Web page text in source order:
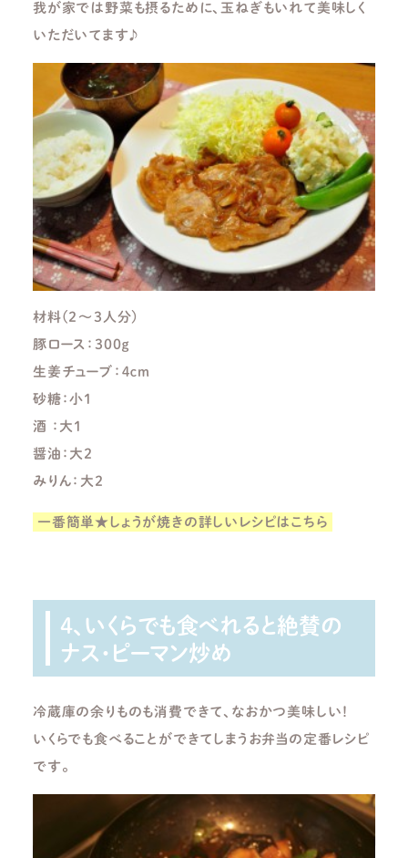
我が家では野菜も摂るために、玉ねぎもいれて美味しく
いただいてます♪
材料(２～３人分)
豚ロース：３００ｇ
生姜チューブ：４ｃｍ
砂糖：小１
酒 ：大１
醤油：大２
みりん：大２
一番簡単★しょうが焼きの詳しいレシピはこちら
4、いくらでも食べれると絶賛の
ナス・ピーマン炒め
冷蔵庫の余りものも消費できて、なおかつ美味しい！
いくらでも食べることができてしまうお弁当の定番レシピ
です。